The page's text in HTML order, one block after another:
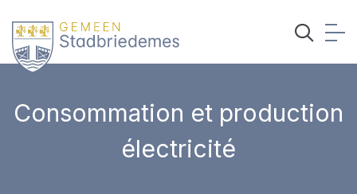
Consommation et production
électricité